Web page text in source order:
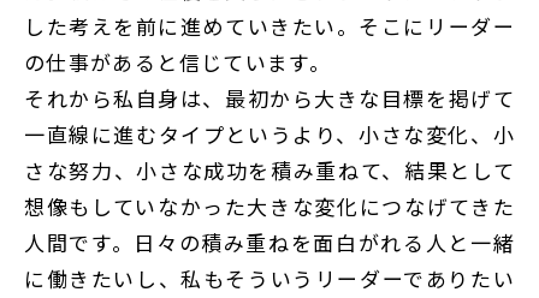
した考えを前に進めていきたい。そこにリーダー
の仕事があると信じています。
それから私自身は、最初から大きな目標を掲げて
一直線に進むタイプというより、小さな変化、小
さな努力、小さな成功を積み重ねて、結果として
想像もしていなかった大きな変化につなげてきた
人間です。日々の積み重ねを面白がれる人と一緒
に働きたいし、私もそういうリーダーでありたい